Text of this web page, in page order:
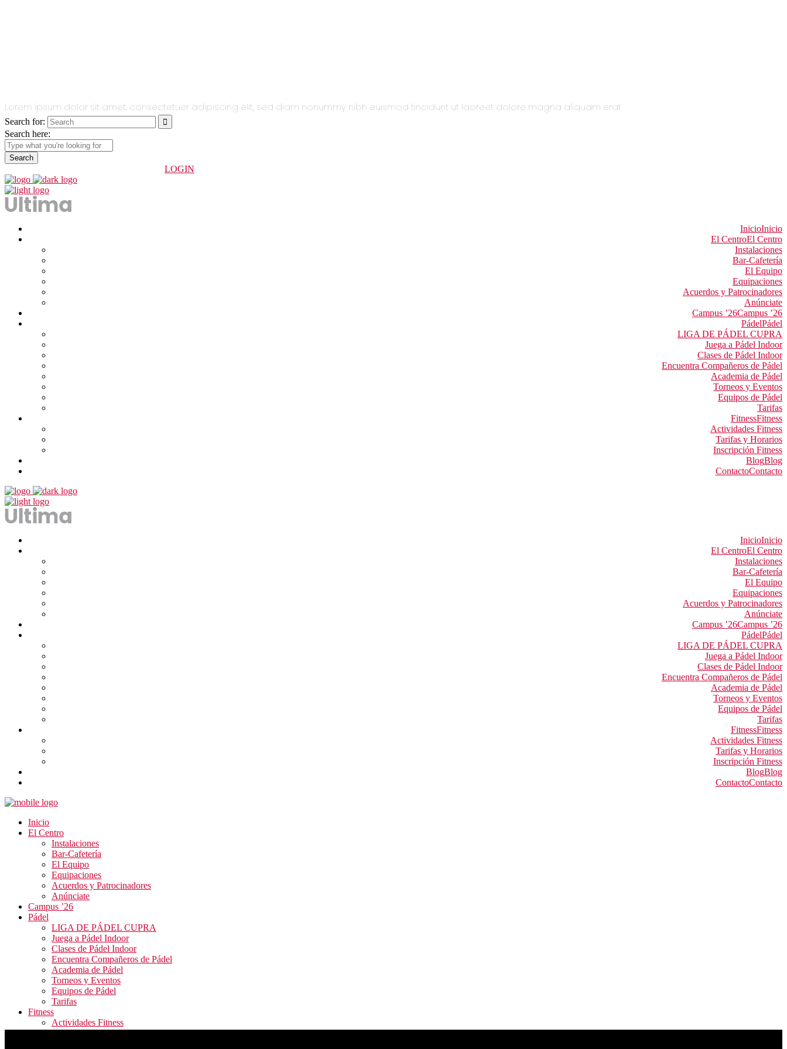
Lorem ipsum dolor sit amet, consectetuer adipiscing elit, sed diam nonummy nibh euismod tincidunt ut laoreet dolore magna aliquam erat
Search for:
Search here:
LOGIN
InicioInicio
El CentroEl Centro
Instalaciones
Bar-Cafetería
El Equipo
Equipaciones
Acuerdos y Patrocinadores
Anúnciate
Campus ’26Campus ’26
PádelPádel
LIGA DE PÁDEL CUPRA
Juega a Pádel Indoor
Clases de Pádel Indoor
Encuentra Compañeros de Pádel
Academia de Pádel
Torneos y Eventos
Equipos de Pádel
Tarifas
FitnessFitness
Actividades Fitness
Tarifas y Horarios
Inscripción Fitness
BlogBlog
ContactoContacto
InicioInicio
El CentroEl Centro
Instalaciones
Bar-Cafetería
El Equipo
Equipaciones
Acuerdos y Patrocinadores
Anúnciate
Campus ’26Campus ’26
PádelPádel
LIGA DE PÁDEL CUPRA
Juega a Pádel Indoor
Clases de Pádel Indoor
Encuentra Compañeros de Pádel
Academia de Pádel
Torneos y Eventos
Equipos de Pádel
Tarifas
FitnessFitness
Actividades Fitness
Tarifas y Horarios
Inscripción Fitness
BlogBlog
ContactoContacto
Inicio
El Centro
Instalaciones
Bar-Cafetería
El Equipo
Equipaciones
Acuerdos y Patrocinadores
Anúnciate
Campus ’26
Pádel
LIGA DE PÁDEL CUPRA
Juega a Pádel Indoor
Clases de Pádel Indoor
Encuentra Compañeros de Pádel
Academia de Pádel
Torneos y Eventos
Equipos de Pádel
Tarifas
Fitness
Actividades Fitness
Tarifas y Horarios